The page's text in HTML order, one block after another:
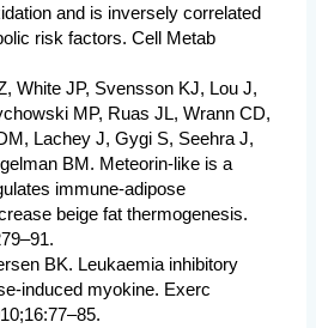
and is inversely correlated
risk factors. Cell Metab
White JP, Svensson KJ, Lou J,
MP, Ruas JL, Wrann CD,
Lachey J, Gygi S, Seehra J,
BM. Meteorin-like is a
immune-adipose
beige fat thermogenesis.
BK. Leukaemia inhibitory
induced myokine. Exerc